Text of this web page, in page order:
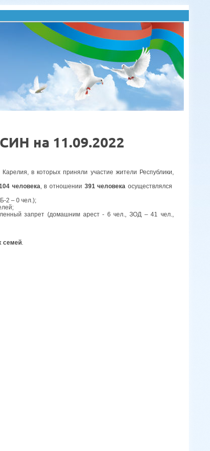
на 11.09.2022
в которых приняли участие жители Республики,
человека , в отношении 391 человека осуществлялся
2 – 0 чел.);
запрет (домашним арест - 6 чел., ЗОД – 41 чел.,
семей